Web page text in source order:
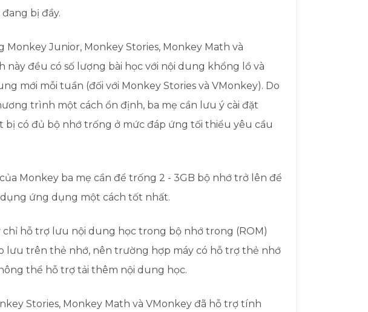
bị đầy.
Junior, Monkey Stories, Monkey Math và
này đều có số lượng bài học với nội dung khổng lồ và
mới mỗi tuần (đối với Monkey Stories và VMonkey). Do
trình một cách ổn định, ba mẹ cần lưu ý cài đặt
có đủ bộ nhớ trống ở mức đáp ứng tối thiểu yêu cầu
Monkey ba mẹ cần để trống 2 - 3GB bộ nhớ trở lên để
dụng ứng dụng một cách tốt nhất.
chỉ hỗ trợ lưu nội dung học trong bộ nhớ trong (ROM)
lưu trên thẻ nhớ, nên trường hợp máy có hỗ trợ thẻ nhớ
thể hỗ trợ tải thêm nội dung học.
Stories, Monkey Math và VMonkey đã hỗ trợ tính